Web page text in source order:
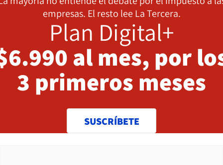
empresas. El resto lee La Tercera.
Plan Digital+
al mes, por
3 primeros meses
SUSCRÍBETE